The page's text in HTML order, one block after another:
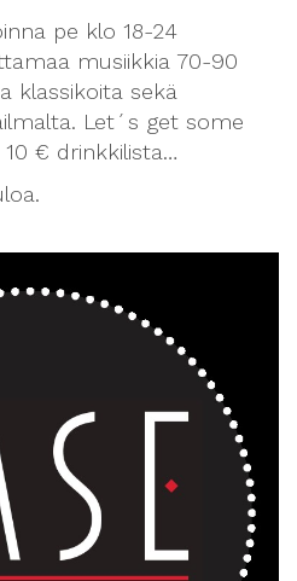
pe klo 18-24
musiikkia 70-90
klassikoita sekä
Let´s get some
€ drinkkilista…